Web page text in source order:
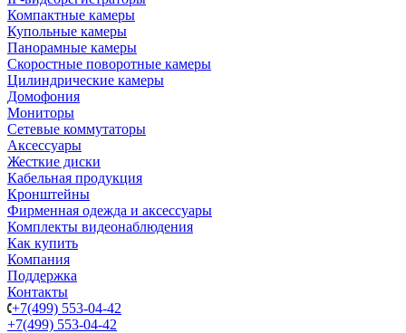
Компактные камеры
Купольные камеры
Панорамные камеры
Скоростные поворотные камеры
Цилиндрические камеры
Домофония
Мониторы
Сетевые коммутаторы
Аксессуары
Жесткие диски
Кабельная продукция
Кронштейны
Фирменная одежда и аксессуары
Комплекты видеонаблюдения
Как купить
Компания
Поддержка
Контакты
+7(499) 553-04-42
+7(499) 553-04-42